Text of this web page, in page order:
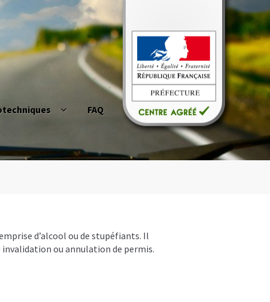
FAQ
Cerfa02 et permis de conduire
d’alcool ou de stupéfiants. Il
invalidation ou annulation de permis.